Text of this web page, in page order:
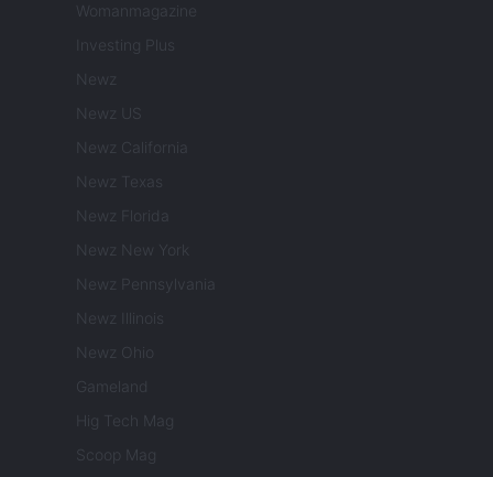
Womanmagazine
Investing Plus
Newz
Newz US
Newz California
Newz Texas
Newz Florida
Newz New York
Newz Pennsylvania
Newz Illinois
Newz Ohio
Gameland
Hig Tech Mag
Scoop Mag